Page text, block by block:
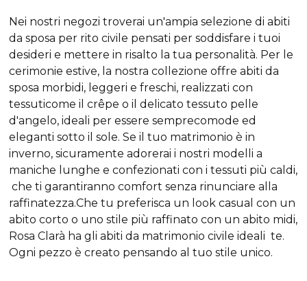
Nei nostri negozi troverai un'ampia selezione di abiti
da sposa per rito civile pensati per soddisfare i tuoi
desideri e mettere in risalto la tua personalità. Per le
cerimonie estive, la nostra collezione offre abiti da
sposa morbidi, leggeri e freschi, realizzati con
tessuticome il crêpe o il delicato tessuto pelle
d'angelo, ideali per essere semprecomode ed
eleganti sotto il sole. Se il tuo matrimonio è in
inverno, sicuramente adorerai i nostri modelli a
maniche lunghe e confezionati con i tessuti più caldi,
che ti garantiranno comfort senza rinunciare alla
raffinatezza.Che tu preferisca un lookcasual con un
abito corto o uno stile più raffinato con un abito midi,
Rosa Clarà ha gli abiti da matrimonio civile ideali te.
Ogni pezzo è creato pensando al tuo stile unico.